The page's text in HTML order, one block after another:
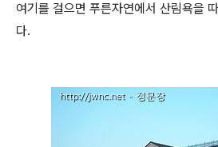
여기를 걸으면 푸른자연에서 산림욕을
다.